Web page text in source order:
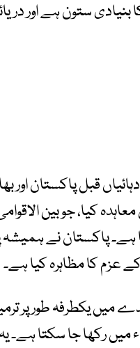
ستون ہے اور
وفاقی وزیر نے کہا کہ 6 دہائیاں
معاہدہ کیا، جو بین
ہے۔ پاکستان نے ہمیشہ
عزم کا مظاہرہ کیا ہے۔
میں یکطرفہ طور پر
میں رکھا جا سکتا ہے۔